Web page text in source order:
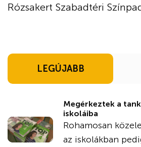
Rózsakert Szabadtéri
LEGÚJABB
Megérkeztek a
iskoláiba
Rohamosan
az iskolákban